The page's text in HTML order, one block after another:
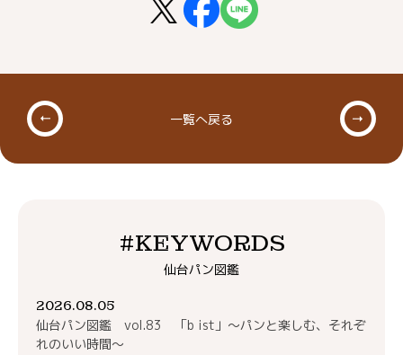
一覧へ戻る
#KEYWORDS
仙台パン図鑑
2026.08.05
仙台パン図鑑 vol.83 「b ist」～パンと楽しむ、それぞ
れのいい時間～